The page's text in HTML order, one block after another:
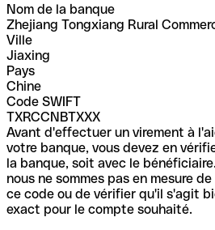
Nom de la banque
Zhejiang Tongxiang Rural
Ville
Jiaxing
Pays
Chine
Code SWIFT
TXRCCNBTXXX
Avant d'effectuer un virement à
votre banque, vous devez en
la banque, soit avec le
nous ne sommes pas en mesure
ce code ou de vérifier qu'il s'agit
exact pour le compte souhaité.